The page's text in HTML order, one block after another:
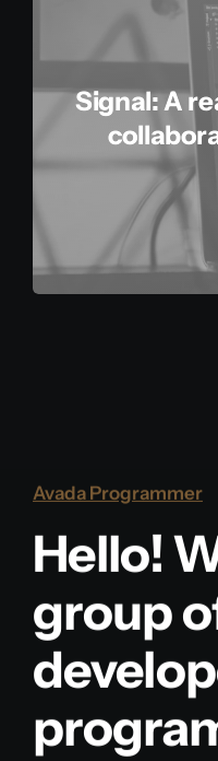
Signal: A
Avada Programmer
Hello!
group